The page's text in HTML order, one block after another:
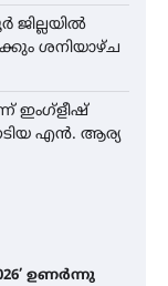
ശനിയാഴ്ച
ഇംഗ്ളീഷ്
എൻ. ആര്യ
ഉണർന്നു